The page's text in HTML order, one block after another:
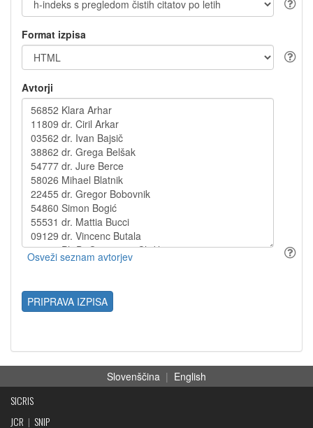
Format izpisa
Avtorji
PRIPRAVA IZPISA
Slovenščina | English
SICRIS
JCR | SNIP